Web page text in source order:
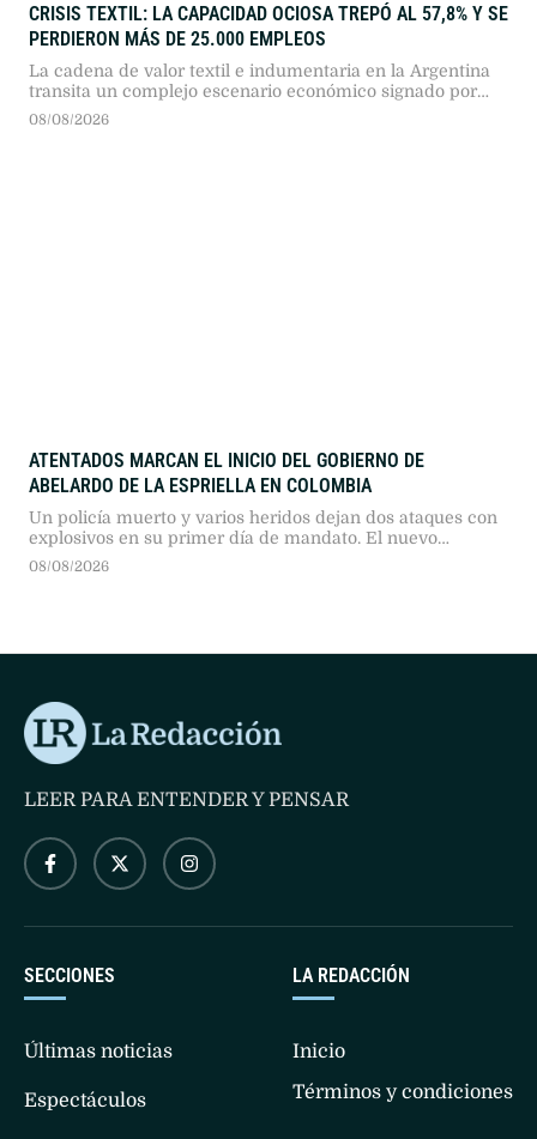
CRISIS TEXTIL: LA CAPACIDAD OCIOSA TREPÓ AL 57,8% Y SE
PERDIERON MÁS DE 25.000 EMPLEOS
La cadena de valor textil e indumentaria en la Argentina
transita un complejo escenario económico signado por
más de dos años consecutivos de caída en su actividad.
08/08/2026
ATENTADOS MARCAN EL INICIO DEL GOBIERNO DE
ABELARDO DE LA ESPRIELLA EN COLOMBIA
Un policía muerto y varios heridos dejan dos ataques con
explosivos en su primer día de mandato. El nuevo
presidente prometió mano dura contra el narcoterrorismo
08/08/2026
LA REDACCIÓN
Inicio
Términos y condiciones
SECCIONES
Últimas noticias
Espectáculos
LEER PARA ENTENDER Y PENSAR